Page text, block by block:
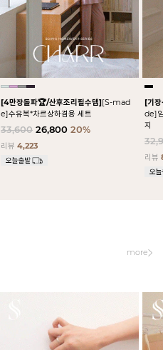
[4만장돌파🏆/산후조리필수템][S-mad
e]수유복*차르상하겸용 세트
33,600 26,800 20%
리뷰4,223
[기
de]
지
리뷰
more